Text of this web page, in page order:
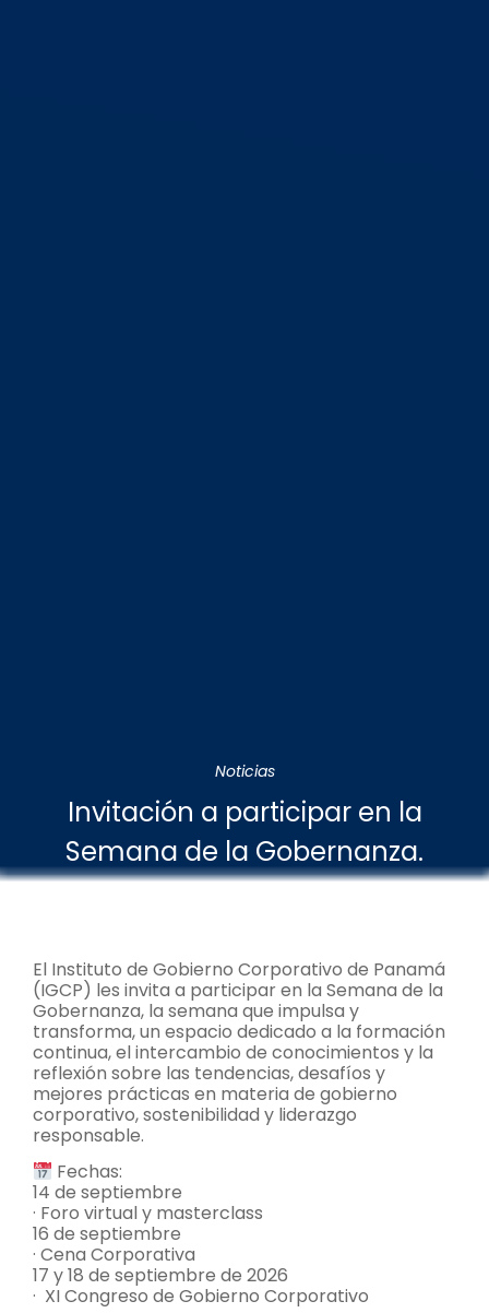
Noticias
Invitación a participar en la
Semana de la Gobernanza.
El Instituto de Gobierno Corporativo de Panamá
(IGCP) les invita a participar en la Semana de la
Gobernanza, la semana que impulsa y
transforma, un espacio dedicado a la formación
continua, el intercambio de conocimientos y la
reflexión sobre las tendencias, desafíos y
mejores prácticas en materia de gobierno
corporativo, sostenibilidad y liderazgo
responsable.
Fechas:
14 de septiembre
· Foro virtual y masterclass
16 de septiembre
· Cena Corporativa
17 y 18 de septiembre de 2026
· XI Congreso de Gobierno Corporativo